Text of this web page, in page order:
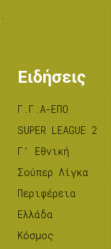
.
Ειδήσεις
Γ.Γ.Α-ΕΠΟ
SUPER LEAGUE 2
Γ’ Εθνική
Σούπερ Λίγκα
Περιφέρεια
Ελλάδα
Κόσμος